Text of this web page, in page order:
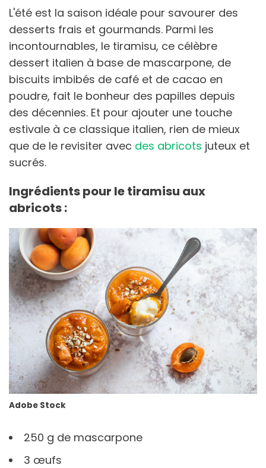
L'été est la saison idéale pour savourer des
desserts frais et gourmands. Parmi les
incontournables, le tiramisu, ce célèbre
dessert italien à base de mascarpone, de
biscuits imbibés de café et de cacao en
poudre, fait le bonheur des papilles depuis
des décennies. Et pour ajouter une touche
estivale à ce classique italien, rien de mieux
que de le revisiter avec des abricots juteux et
sucrés.
Ingrédients pour le tiramisu aux
abricots :
Adobe Stock
250 g de mascarpone
3 œufs